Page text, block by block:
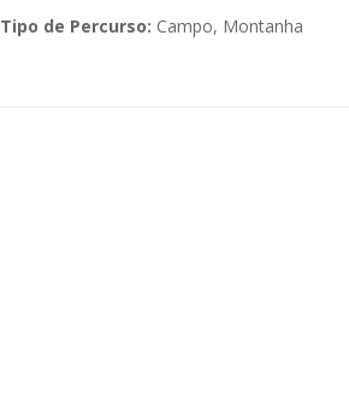
Tipo de Percurso: Campo, Montanha